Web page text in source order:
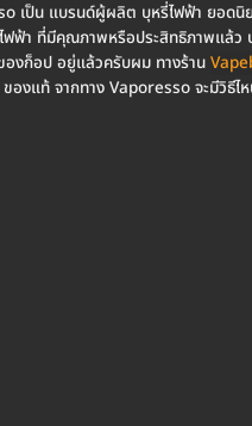
เป็น แบรนด์ผู้ผลิต บุหรี่ไฟฟ้า ยอดนิ
ฟฟ้า ที่มีคุณภาพหรือประสิทธิภาพแล้
งก็อป อยู่แล้วครับผม ทางร้าน
แท้ จากทาง Vaporesso จะมีวิธีไห